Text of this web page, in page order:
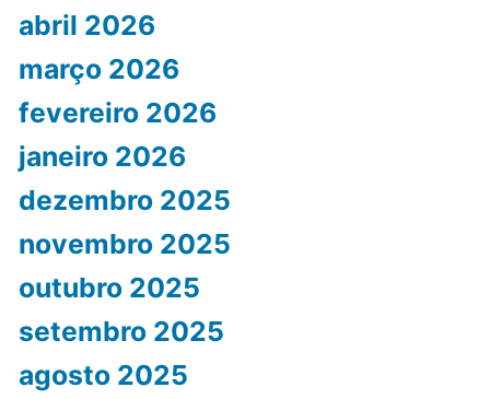
abril 2026
março 2026
fevereiro 2026
janeiro 2026
dezembro 2025
novembro 2025
outubro 2025
setembro 2025
agosto 2025